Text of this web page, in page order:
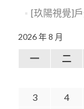
[玖陽視覺]
2026 年 8 月
一 二
3
4